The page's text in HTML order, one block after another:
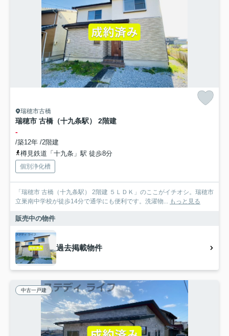
瑞穂市古橋
瑞穂市 古橋（十九条駅） 2階建
-
/築12年 /2階建
樽見鉄道「十九条」駅 徒歩8分
個別浄化槽
「瑞穂市 古橋（十九条駅） 2階建 ５ＬＤＫ」のここがイチオシ。瑞穂市
立巣南中学校が徒歩14分で通学にも便利です。洗濯物... もっと見る
販売中の物件
過去掲載物件
中古一戸建